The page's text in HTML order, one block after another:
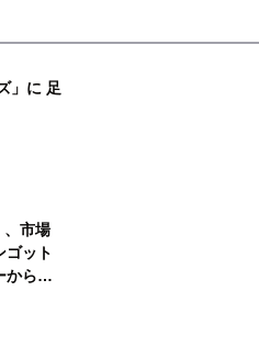
」に 足
、市場
ゴット
からセ
トを